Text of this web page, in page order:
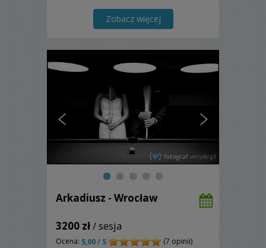
Zobacz więcej
Arkadiusz - Wrocław
3200 zł/ sesja
Ocena: 5,00 / 5
(7 opinii)